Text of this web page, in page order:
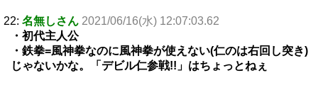
22: 名無しさん 2021/06/16(水) 12:07:03.62
・初代主人公
・鉄拳=風神拳なのに風神拳が使えない(仁のは右回し突き)
じゃないかな。「デビル仁参戦!!」はちょっとねぇ